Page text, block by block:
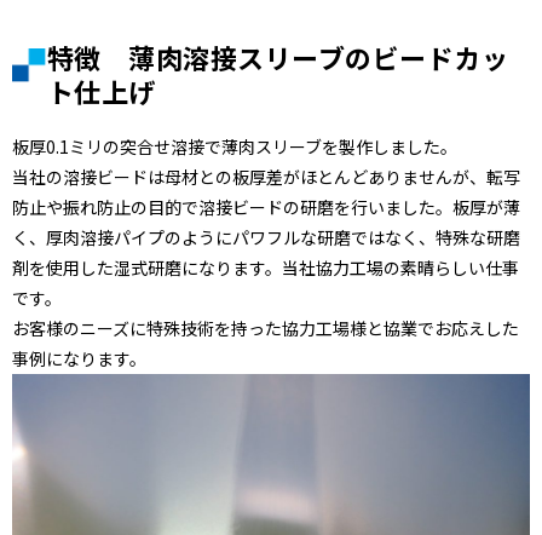
特徴 薄肉溶接スリーブのビードカッ
ト仕上げ
板厚0.1ミリの突合せ溶接で薄肉スリーブを製作しました。
当社の溶接ビードは母材との板厚差がほとんどありませんが、転写
防止や振れ防止の目的で溶接ビードの研磨を行いました。板厚が薄
く、厚肉溶接パイプのようにパワフルな研磨ではなく、特殊な研磨
剤を使用した湿式研磨になります。当社協力工場の素晴らしい仕事
です。
お客様のニーズに特殊技術を持った協力工場様と協業でお応えした
事例になります。